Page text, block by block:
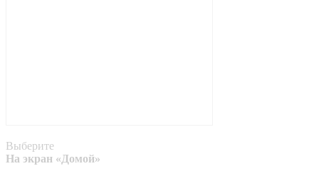
Выберите
На экран «Домой»